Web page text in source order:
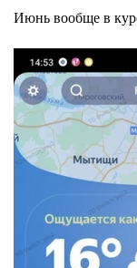
Июнь вообще в